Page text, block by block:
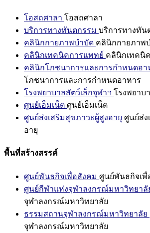
โอสถศาลา โอสถศาลา
บริการทางทันตกรรม บริการทางทัน
คลินิกกายภาพบำบัด คลินิกกายภาพ
คลินิกเทคนิคการแพทย์ คลินิกเทคนิ
คลินิกโภชนาการและการกำหนดอา
โภชนาการและการกำหนดอาหาร
โรงพยาบาลสัตว์เล็กจุฬาฯ โรงพยาบ
ศูนย์เอ็มเน็ต ศูนย์เอ็มเน็ต
ศูนย์ส่งเสริมสุขภาวะผู้สูงอายุ ศูนย์ส่ง
อายุ
พื้นที่สร้างสรรค์
ศูนย์พันธกิจเพื่อสังคม ศูนย์พันธกิจเพื่
ศูนย์กีฬาแห่งจุฬาลงกรณ์มหาวิทยาลั
จุฬาลงกรณ์มหาวิทยาลัย
ธรรมสถานจุฬาลงกรณ์มหาวิทยาลัย
จุฬาลงกรณ์มหาวิทยาลัย